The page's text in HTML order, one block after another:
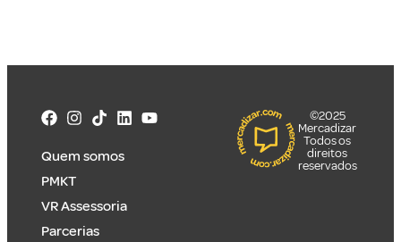
Quem somos
PMKT
VR Assessoria
Parcerias
©2025
Mercadizar
Todos os
direitos
reservados